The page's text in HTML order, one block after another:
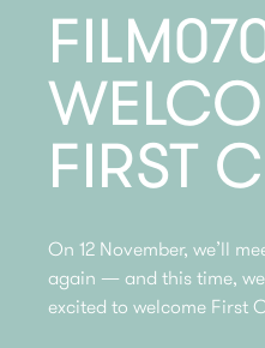
FIRST
On 12 November, we’ll
again — and this time,
excited to welcome First